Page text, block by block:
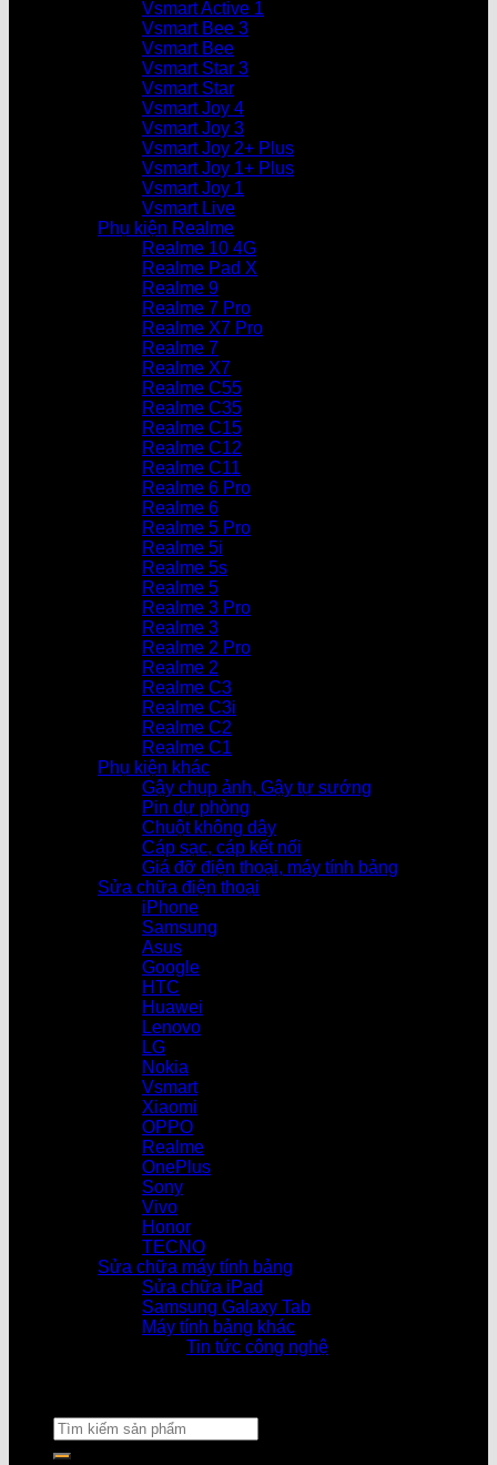
Vsmart Active 1
Vsmart Bee 3
Vsmart Bee
Vsmart Star 3
Vsmart Star
Vsmart Joy 4
Vsmart Joy 3
Vsmart Joy 2+ Plus
Vsmart Joy 1+ Plus
Vsmart Joy 1
Vsmart Live
Phụ kiện Realme
Realme 10 4G
Realme Pad X
Realme 9
Realme 7 Pro
Realme X7 Pro
Realme 7
Realme X7
Realme C55
Realme C35
Realme C15
Realme C12
Realme C11
Realme 6 Pro
Realme 6
Realme 5 Pro
Realme 5i
Realme 5s
Realme 5
Realme 3 Pro
Realme 3
Realme 2 Pro
Realme 2
Realme C3
Realme C3i
Realme C2
Realme C1
Phụ kiện khác
Gậy chụp ảnh, Gậy tự sướng
Pin dự phòng
Chuột không dây
Cáp sạc, cáp kết nối
Giá đỡ điện thoại, máy tính bảng
Sửa chữa điện thoại
iPhone
Samsung
Asus
Google
HTC
Huawei
Lenovo
LG
Nokia
Vsmart
Xiaomi
OPPO
Realme
OnePlus
Sony
Vivo
Honor
TECNO
Sửa chữa máy tính bảng
Sửa chữa iPad
Samsung Galaxy Tab
Máy tính bảng khác
Tin tức công nghệ